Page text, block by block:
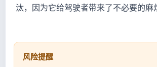
汰，因为它给驾驶者带来了不必要的麻
风险提醒